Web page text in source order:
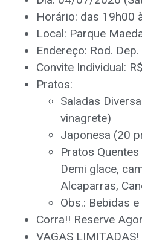
Horário: das 19h00
Local: Parque
Endereço: Rod.
Convite Individual:
Pratos:
Saladas
vinagrete)
Japonesa (20
Pratos
Demi glace,
Alcaparras,
Obs.: Bebidas
Corra!! Reserve
VAGAS LIMITADAS!